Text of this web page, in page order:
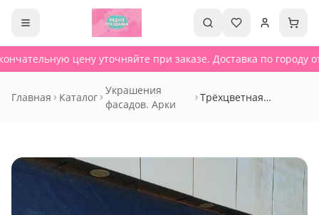
цену уточняйте при заказе. Доставка по городу
Главная Каталог
Украшения
фасадов. Арки
Трёхцветная